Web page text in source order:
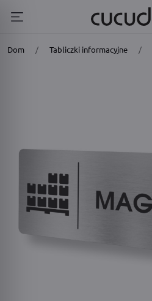
Dom / Tabliczki informacyjne /